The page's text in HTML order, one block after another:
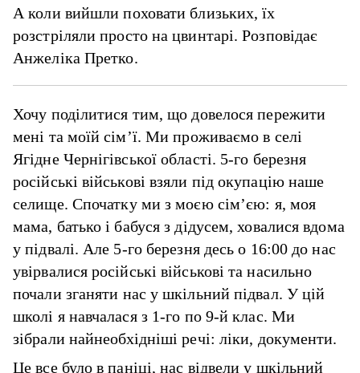
А коли вийшли поховати близьких, їх
розстріляли просто на цвинтарі. Розповідає
Анжеліка Претко.
Хочу поділитися тим, що довелося пережити
мені та моїй сім’ї. Ми проживаємо в селі
Ягідне Чернігівської області. 5-го березня
російські військові взяли під окупацію наше
селище. Спочатку ми з моєю сім’єю: я, моя
мама, батько і бабуся з дідусем, ховалися вдома
у підвалі. Але 5-го березня десь о 16:00 до нас
увірвалися російські військові та насильно
почали зганяти нас у шкільний підвал. У цій
школі я навчалася з 1-го по 9-й клас. Ми
зібрали найнеобхідніші речі: ліки, документи.
Це все було в паніці, нас відвели у шкільний